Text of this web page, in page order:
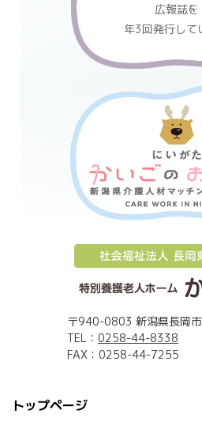
広報誌を
年3回発行して
〒940-0803 新潟県長岡
TEL： 0258-44-8338
FAX：0258-44-7255
トップページ